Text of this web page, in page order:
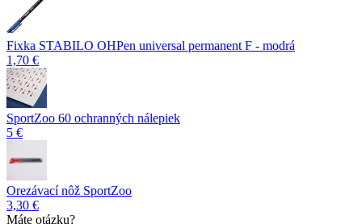
Fixka STABILO OHPen universal permanent F - modrá
1,70 €
SportZoo 60 ochranných nálepiek
5 €
Orezávací nôž SportZoo
3,30 €
Máte otázku?